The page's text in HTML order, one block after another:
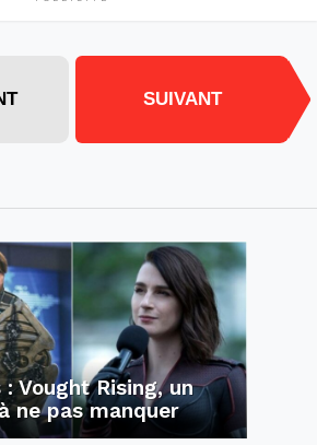
SUIVANT
: Vought Rising, un
ne pas manquer